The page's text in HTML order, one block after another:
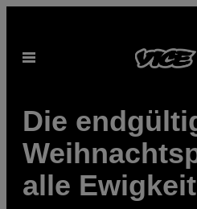
content
Open
Die
alle Ewigkeit